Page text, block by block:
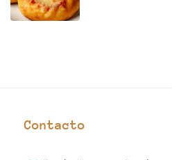
Contacto